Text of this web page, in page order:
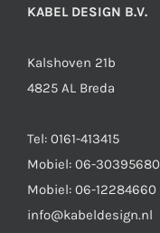
KABEL DESIGN B.V.
Kalshoven 21b
4825 AL Breda
Tel: 0161-413415
Mobiel: 06-30395680
Mobiel: 06-12284660
info@kabeldesign.nl